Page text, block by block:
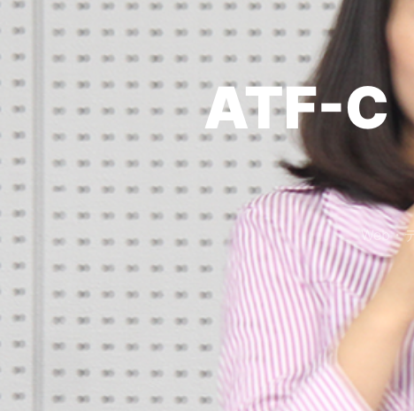
ATF-
Web・